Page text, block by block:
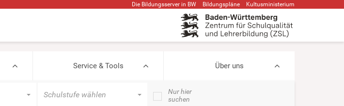
Die Bildungsserver in BW Bildungspläne Kultusministerium
Service & Tools Über uns
Schulstufe wählen
Nur hier
suchen